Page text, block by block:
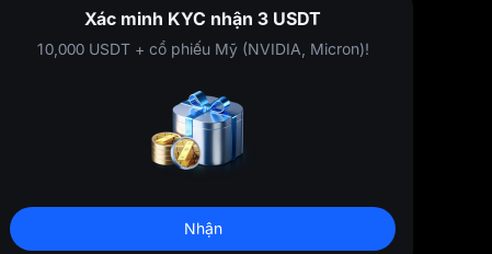
Xác minh KYC nhận 3 USDT
10,000 USDT + cổ phiếu Mỹ (NVIDIA, Micron)!
Nhận